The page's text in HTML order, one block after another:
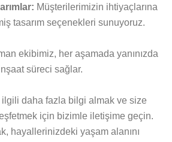
Müşterilerimizin ihtiyaçlarına
tasarım seçenekleri sunuyoruz.
ekibimiz, her aşamada yanınızda
süreci sağlar.
daha fazla bilgi almak ve size
için bizimle iletişime geçin.
hayallerinizdeki yaşam alanını